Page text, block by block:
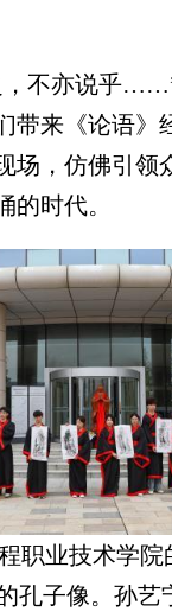
不亦说乎……”
带来《论语》
场，仿佛引领
的时代。
职业技术学
孔子像。孙艺